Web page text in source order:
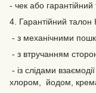
- чек або гарантійний
4. Гарантійний
- з механічними
- з втручанням
- із слідами
хлором, йодом,